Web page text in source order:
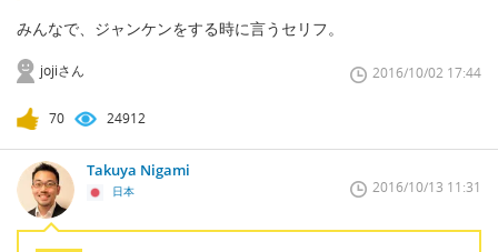
みんなで、ジャンケンをする時に言うセリフ。
jojiさん 2016/10/02 17:44
70 24912
Takuya Nigami
日本 2016/10/13 11:31